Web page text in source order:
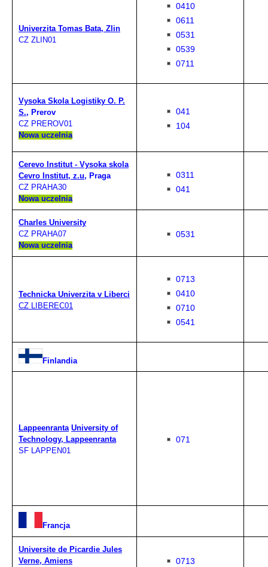
Univerzita Tomas Bata, Zlin
CZ ZLIN01
0410
0611
0531
0539
0711
Vysoka Skola Logistiky O. P.
S., Prerov
CZ PREROV01
Nowa uczelnia
041
104
Cerevo Institut - Vysoka skola
Cevro Institut, z.u, Praga
CZ PRAHA30
Nowa uczelnia
0311
041
Charles University
CZ PRAHA07
Nowa uczelnia
0531
Technicka Univerzita v Liberci
CZ LIBEREC01
0713
0410
0710
0541
Finlandia
Lappeenranta University of
Technology, Lappeenranta
SF LAPPEN01
071
Francja
Universite de Picardie Jules
Verne, Amiens
0713